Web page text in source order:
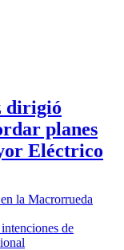
dirigió
planes
Eléctrico
la Macrorrueda
de